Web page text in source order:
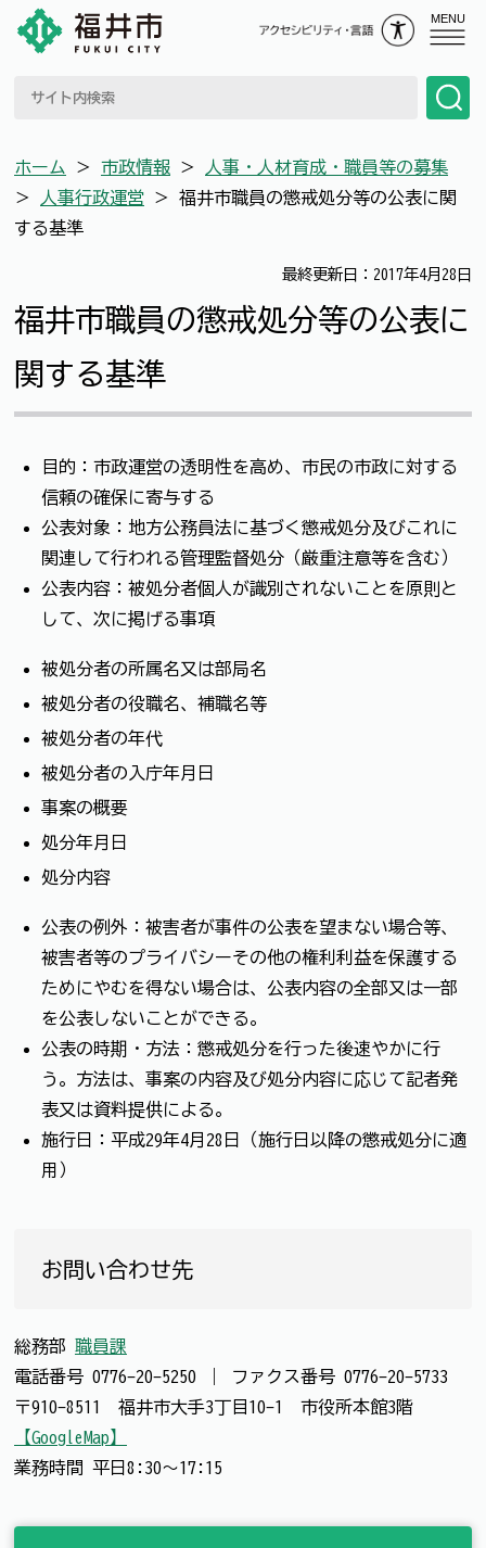
MENU
ホーム ＞ 市政情報 ＞
人事・人材育成・職員等の募集
＞
人事行政運営 ＞ 福井市職員の懲戒処分等の公表に関
する基準
最終更新日：2017年4月28日
福井市職員の懲戒処分等の公表に
関する基準
目的：市政運営の透明性を高め、市民の市政に対する
信頼の確保に寄与する
公表対象：地方公務員法に基づく懲戒処分及びこれに
関連して行われる管理監督処分（厳重注意等を含む）
公表内容：被処分者個人が識別されないことを原則と
して、次に掲げる事項
被処分者の所属名又は部局名
被処分者の役職名、補職名等
被処分者の年代
被処分者の入庁年月日
事案の概要
処分年月日
処分内容
公表の例外：被害者が事件の公表を望まない場合等、
被害者等のプライバシーその他の権利利益を保護する
ためにやむを得ない場合は、公表内容の全部又は一部
を公表しないことができる。
公表の時期・方法：懲戒処分を行った後速やかに行
う。方法は、事案の内容及び処分内容に応じて記者発
表又は資料提供による。
施行日：平成29年4月28日（施行日以降の懲戒処分に適
用）
お問い合わせ先
総務部 職員課
電話番号 0776-20-5250 ファクス番号 0776-20-5733
〒910-8511 福井市大手3丁目10-1 市役所本館3階
【GoogleMap】
業務時間 平日8:30～17:15